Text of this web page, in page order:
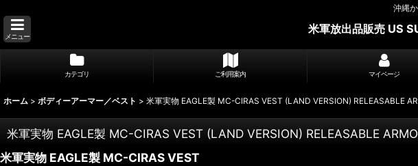
沖縄
メニュー
米軍放出品販売 US
カテゴリ ご利用案内 マイページ
ホーム > ボディーアーマー／ベスト > 米軍実物 EAGLE製 MC-CIRAS VEST (LAND VERSION) RELEASABLE
米軍実物 EAGLE製 MC-CIRAS VEST (LAND VERSION) RELEASABLE
米軍実物 EAGLE製 MC-CIRAS VEST